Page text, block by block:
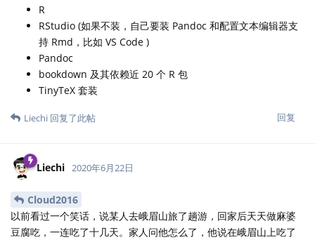
R
RStudio (如果不装，自己要装 Pandoc 和配置文本编辑器支
持 Rmd，比如 VS Code )
Pandoc
bookdown 及其依赖近 20 个 R 包
TinyTeX 套装
回复
Liechi 回复了此帖
Liechi 2020年6月22日
Cloud2016
以前看过一个笑话，说某人去峨眉山旅了趟游，回家后天天做麻婆
豆腐吃，一连吃了十几天。家人问他怎么了，他说在峨眉山上吃了